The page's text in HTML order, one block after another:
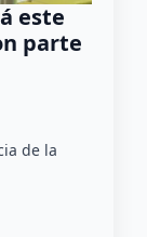
este
parte
de la